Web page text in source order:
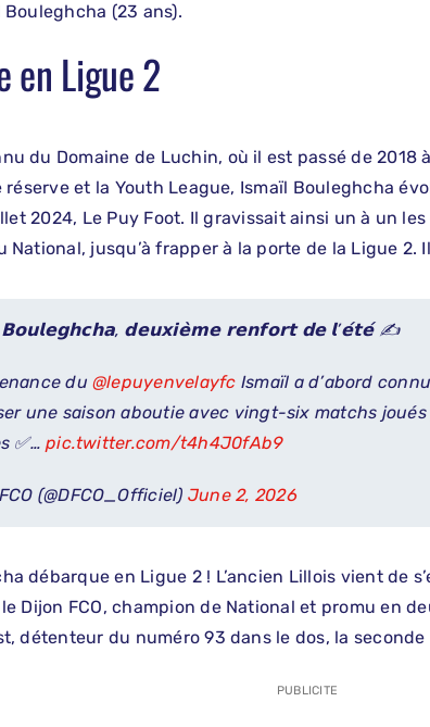
(23 ans).
en Ligue 2
du Domaine de Luchin, où il est passé de
réserve et la Youth League, Ismaïl Bouleghcha
2024, Le Puy Foot. Il gravissait ainsi un à un
National, jusqu’à frapper à la porte de la Ligue 2.
𝗕𝗼𝘂𝗹𝗲𝗴𝗵𝗰𝗵𝗮, 𝗱𝗲𝘂𝘅𝗶𝗲̀𝗺𝗲 𝗿𝗲𝗻𝗳𝗼𝗿𝘁 𝗱𝗲 𝗹’𝗲́𝘁𝗲́ ✍️
du@lepuyenvelayfc Ismaïl a d’abord
une saison aboutie avec vingt-six matchs
✅…pic.twitter.com/t4h4J0fAb9
(@DFCO_Officiel) June 2, 2026
débarque en Ligue 2 ! L’ancien Lillois vient de
Dijon FCO, champion de National et promu en
détenteur du numéro 93 dans le dos, la seconde
PUBLICITE